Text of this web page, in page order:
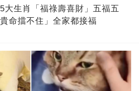
大生肖「福祿壽喜財」五福五
命擋不住」全家都接福